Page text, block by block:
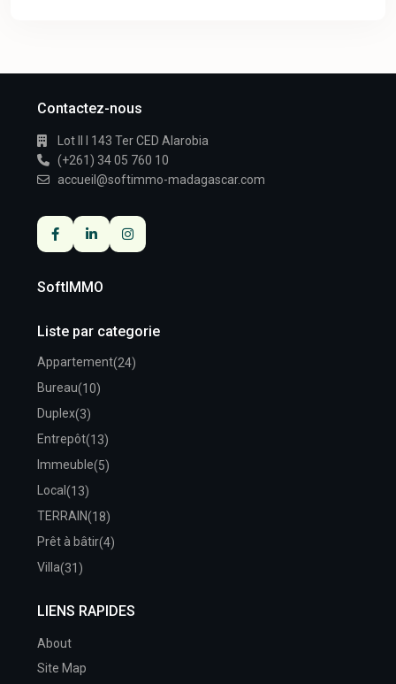
Contactez-nous
Lot II I 143 Ter CED Alarobia
(+261) 34 05 760 10
accueil@softimmo-madagascar.com
SoftIMMO
Liste par categorie
Appartement(24)
Bureau(10)
Duplex(3)
Entrepôt(13)
Immeuble(5)
Local (13)
TERRAIN(18)
Prêt à bâtir(4)
Villa(31)
LIENS RAPIDES
About
Site Map